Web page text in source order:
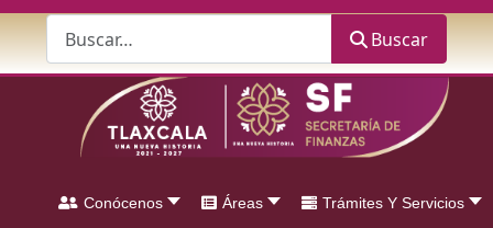
Buscar
Conócenos Áreas Trámites Y Servicios